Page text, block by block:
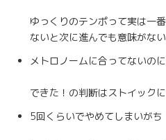
ゆっくりのテンポって実は一
ないと次に進んでも意味がない
メトロノームに合ってないの
できた！の判断はストイックに
5回くらいでやめてしまいがち